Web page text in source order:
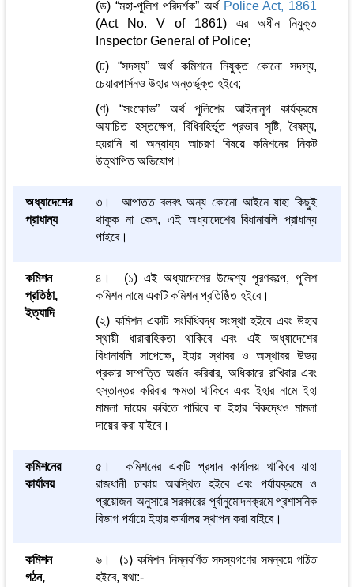
(ড) “মহা-পুলিশ পরিদর্শক” অর্থ Police Act, 1861
(Act No. V of 1861) এর অধীন নিযুক্ত
Inspector General of Police;
(ঢ) “সদস্য” অর্থ কমিশনে নিযুক্ত কোনো সদস্য,
চেয়ারপার্সনও উহার অন্তর্ভুক্ত হইবে;
(ণ) “সংক্ষোভ” অর্থ পুলিশের আইনানুগ কার্যক্রমে
অযাচিত হস্তক্ষেপ, বিধিবহির্ভূত প্রভাব সৃষ্টি, বৈষম্য,
হয়রানি বা অন্যায্য আচরণ বিষয়ে কমিশনের নিকট
উত্থাপিত অভিযোগ।
অধ্যাদেশের
প্রাধান্য
৩। আপাতত বলবৎ অন্য কোনো আইনে যাহা কিছুই
থাকুক না কেন, এই অধ্যাদেশের বিধানাবলি প্রাধান্য
পাইবে।
কমিশন
প্রতিষ্ঠা,
ইত্যাদি
৪। (১) এই অধ্যাদেশের উদ্দেশ্য পূরণকল্পে, পুলিশ
কমিশন নামে একটি কমিশন প্রতিষ্ঠিত হইবে।
(২) কমিশন একটি সংবিধিবদ্ধ সংস্থা হইবে এবং উহার
স্থায়ী ধারাবাহিকতা থাকিবে এবং এই অধ্যাদেশের
বিধানাবলি সাপেক্ষে, ইহার স্থাবর ও অস্থাবর উভয়
প্রকার সম্পত্তি অর্জন করিবার, অধিকারে রাখিবার এবং
হস্তান্তর করিবার ক্ষমতা থাকিবে এবং ইহার নামে ইহা
মামলা দায়ের করিতে পারিবে বা ইহার বিরুদ্ধেও মামলা
দায়ের করা যাইবে।
কমিশনের
কার্যালয়
৫। কমিশনের একটি প্রধান কার্যালয় থাকিবে যাহা
রাজধানী ঢাকায় অবস্থিত হইবে এবং পর্যায়ক্রমে ও
প্রয়োজন অনুসারে সরকারের পূর্বানুমোদনক্রমে প্রশাসনিক
বিভাগ পর্যায়ে ইহার কার্যালয় স্থাপন করা যাইবে।
কমিশন
গঠন,
৬। (১) কমিশন নিম্নবর্ণিত সদস্যগণের সমন্বয়ে গঠিত
হইবে, যথা:-